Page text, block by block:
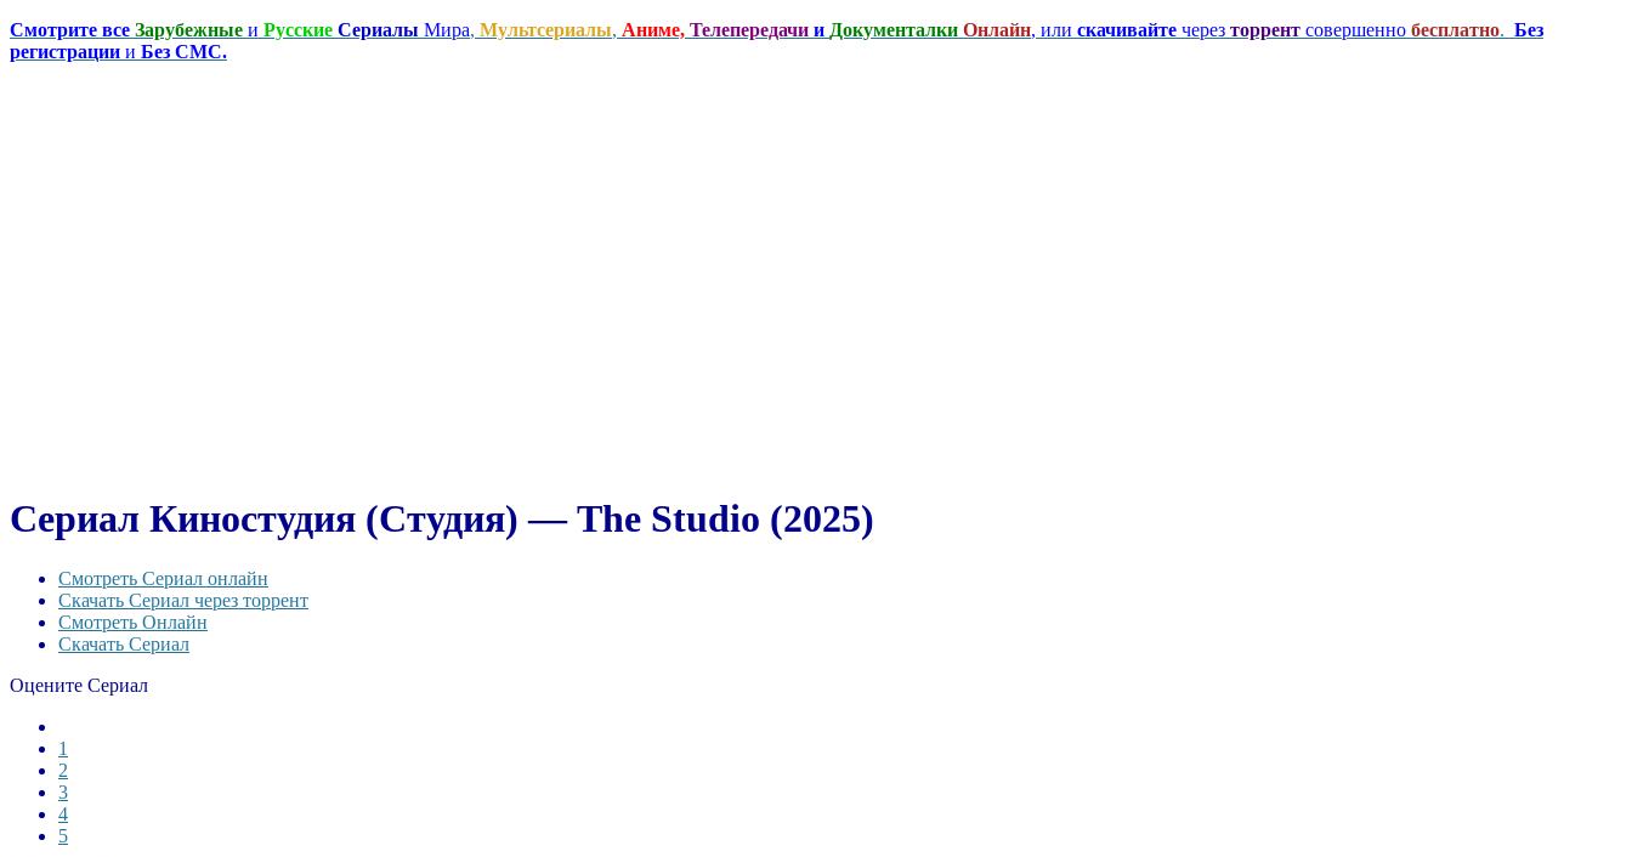
Смотрите все Зарубежные и Русские Сериалы Мира, Мультсериалы, Аниме, Телепередачи и Документалки Онлайн, или скачивайте через торрент совершенно бесплатно. Без
регистрации и Без СМС.
Сериал Киностудия (Студия) — The Studio (2025)
Смотреть Сериал онлайн
Скачать Сериал через торрент
Смотреть Онлайн
Скачать Сериал
Оцените Сериал
1
2
3
4
5